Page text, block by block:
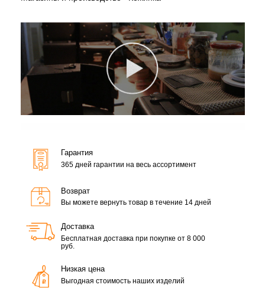
Гарантия
365 дней гарантии на весь ассортимент
Возврат
Вы можете вернуть товар в течение 14 дней
Доставка
Бесплатная доставка при покупке от 8 000
руб.
Низкая цена
Выгодная стоимость наших изделий